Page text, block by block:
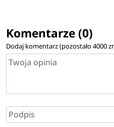
Komentarze (0)
Dodaj komentarz (pozostało4000